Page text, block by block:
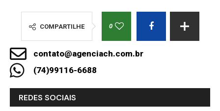
COMPARTILHE 0
contato@agenciach.com.br
(74)99116-6688
REDES SOCIAIS